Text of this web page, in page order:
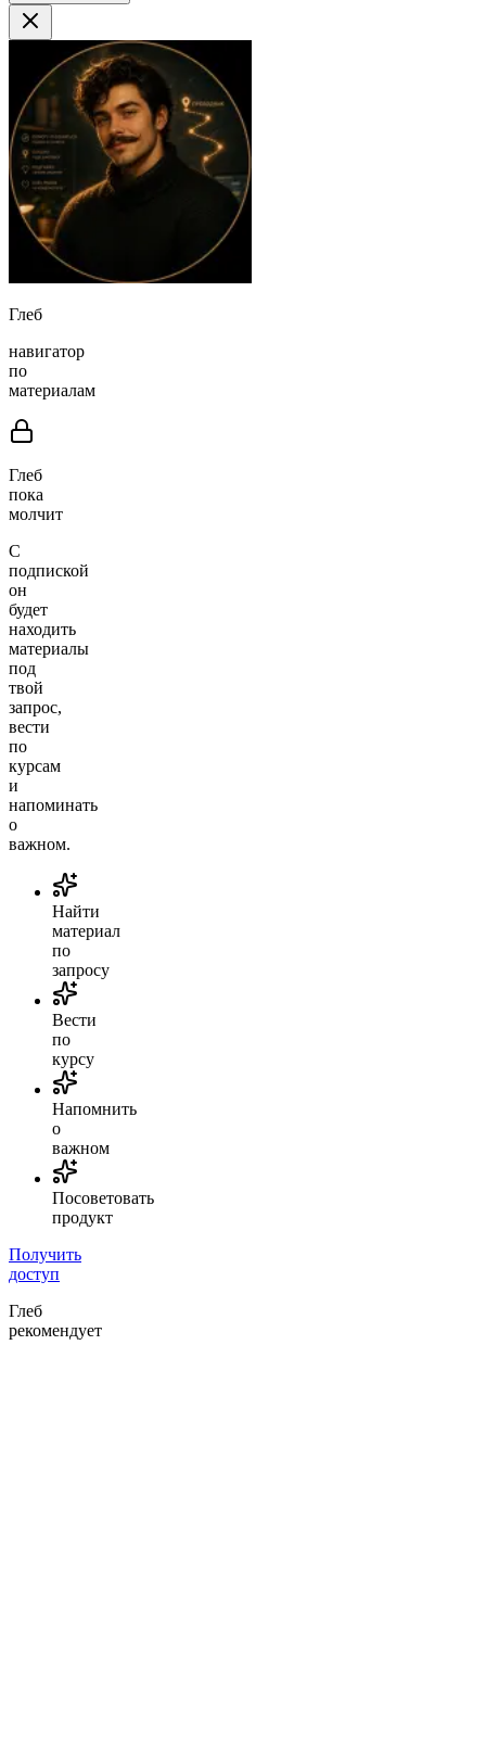
Глеб
навигатор
по
материалам
Глеб
пока
молчит
С
подпиской
он
будет
находить
материалы
под
твой
запрос,
вести
по
курсам
и
напоминать
о
важном.
Найти
материал
по
запросу
Вести
по
курсу
Напомнить
о
важном
Посоветовать
продукт
Получить
доступ
Глеб
рекомендует